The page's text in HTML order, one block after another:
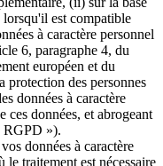
est compatible
à caractère personnel
6, paragraphe 4, du
européen et du
des personnes
données à caractère
ces données, et abrogeant
RGPD »).
données à caractère
le traitement est nécessaire